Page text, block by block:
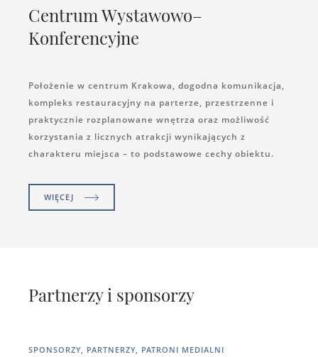
Centrum Wystawowo–
Konferencyjne
Położenie w centrum Krakowa, dogodna komunikacja,
kompleks restauracyjny na parterze, przestrzenne i
praktycznie rozplanowane wnętrza oraz możliwość
korzystania z licznych atrakcji wynikających z
charakteru miejsca – to podstawowe cechy obiektu.
WIĘCEJ
Partnerzy i sponsorzy
SPONSORZY, PARTNERZY, PATRONI MEDIALNI